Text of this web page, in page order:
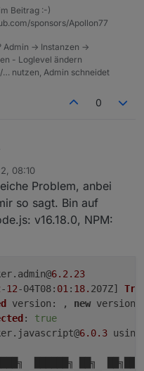
sagen, was ich da falsch
noch etwas nachinstallieren
Beitrag :-)
sponsors/Apollon77
-> Instanzen ->
- Loglevel ändern
nutzen, Admin schneidet
0
installiert, kann auch
aber leider erscheint bei
noch gestoppten
noch etwas nachinstallieren
08:10
Problem, anbei
so sagt. Bin auf
v16.18.0, NPM:
admin@6.2.23
-12-04T08: 01: 18. 207Z] Try
version : , new version
: true
javascript@6.0.3
██████╗ ██╗